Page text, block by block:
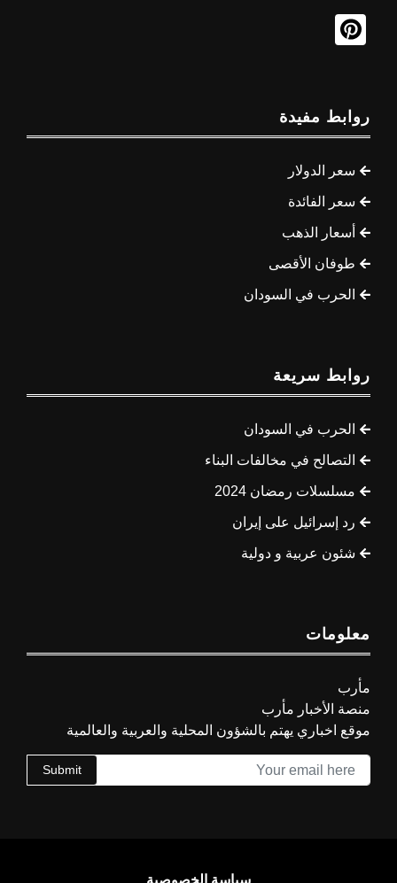
روابط مفيدة
سعر الدولار
سعر الفائدة
أسعار الذهب
طوفان الأقصى
الحرب في السودان
روابط سريعة
الحرب في السودان
التصالح في مخالفات البناء
مسلسلات رمضان 2024
رد إسرائيل على إيران
شئون عربية و دولية
معلومات
مأرب
منصة الأخبار مأرب
موقع اخباري يهتم بالشؤون المحلية والعربية والعالمية
Submit